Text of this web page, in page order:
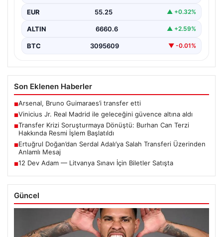
EUR 55.25 ▲ +0.32%
ALTIN 6660.6 ▲ +2.59%
BTC 3095609 ▼ -0.01%
Son Eklenen Haberler
■Arsenal, Bruno Guimaraes’i transfer etti
■Vinicius Jr. Real Madrid ile geleceğini güvence altına aldı
■Transfer Krizi Soruşturmaya Dönüştü: Burhan Can Terzi
Hakkında Resmi İşlem Başlatıldı
■Ertuğrul Doğan’dan Serdal Adalı’ya Salah Transferi Üzerinden
Anlamlı Mesaj
■12 Dev Adam — Litvanya Sınavı İçin Biletler Satışta
Güncel